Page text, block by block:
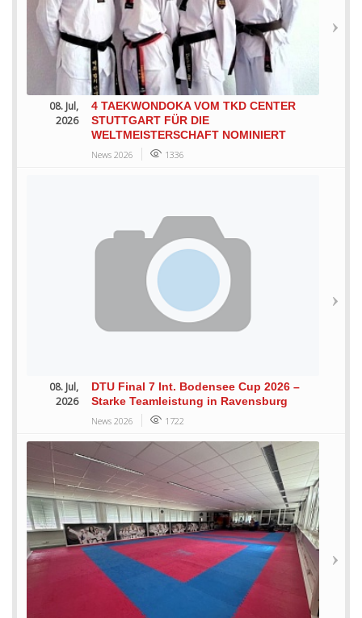
08. Jul,
2026
4 TAEKWONDOKA VOM TKD CENTER
STUTTGART FÜR DIE
WELTMEISTERSCHAFT NOMINIERT
News 2026 1336
08. Jul,
2026
DTU Final 7 Int. Bodensee Cup 2026 –
Starke Teamleistung in Ravensburg
News 2026 1722